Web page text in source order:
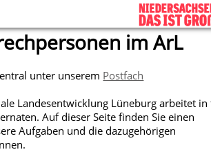
im ArL
unter unserem Postfach
Landesentwicklung Lüneburg arbeitet
Auf dieser Seite finden Sie einen
Aufgaben und die dazugehörigen